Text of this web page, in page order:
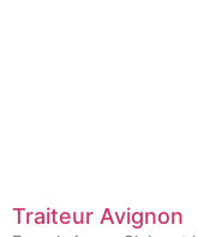
Traiteur Avignon